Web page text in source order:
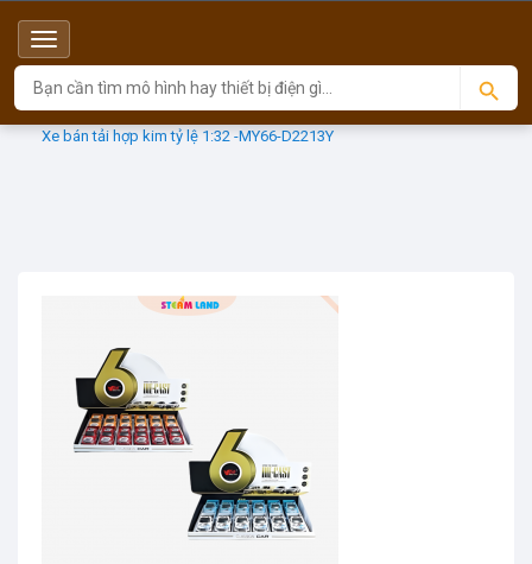
Menu
Top
Sản phẩm MINGYING
Xe bán tải hợp kim tỷ lệ 1:32 -MY66-D2213Y